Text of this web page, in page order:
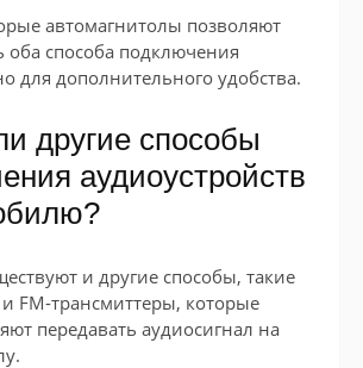
автомагнитолы позволяют
оба способа подключения
для дополнительного удобства.
другие способы
аудиоустройств
и другие способы, такие
FM-трансмиттеры, которые
передавать аудиосигнал на